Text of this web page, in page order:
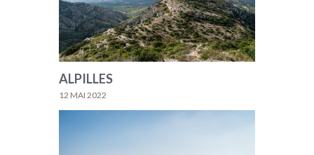
ALPILLES
12 MAI 2022